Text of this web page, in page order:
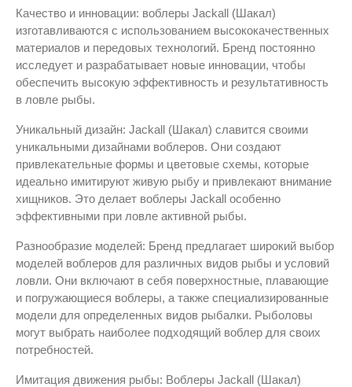
Качество и инновации: воблеры Jackall (Шакал)
изготавливаются с использованием высококачественных
материалов и передовых технологий. Бренд постоянно
исследует и разрабатывает новые инновации, чтобы
обеспечить высокую эффективность и результативность
в ловле рыбы.
Уникальный дизайн: Jackall (Шакал) славится своими
уникальными дизайнами воблеров. Они создают
привлекательные формы и цветовые схемы, которые
идеально имитируют живую рыбу и привлекают внимание
хищников. Это делает воблеры Jackall особенно
эффективными при ловле активной рыбы.
Разнообразие моделей: Бренд предлагает широкий выбор
моделей воблеров для различных видов рыбы и условий
ловли. Они включают в себя поверхностные, плавающие
и погружающиеся воблеры, а также специализированные
модели для определенных видов рыбалки. Рыболовы
могут выбрать наиболее подходящий воблер для своих
потребностей.
Имитация движения рыбы: Воблеры Jackall (Шакал)